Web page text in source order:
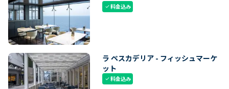
check料金込み
ラ ペスカデリア - フィッシュマーケ
ット
check料金込み